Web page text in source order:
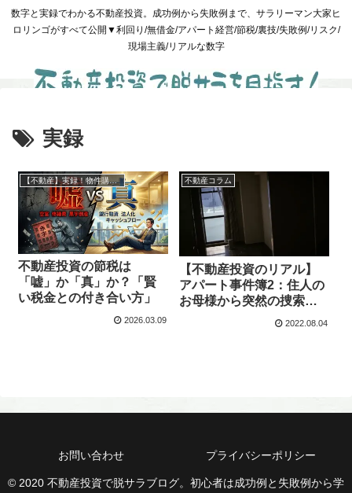
数字と実録でわかる不動産投資。成功例から失敗例まで、サラリーマン大家ヒ
ロリンゴがすべて公開▼利回り/無借金/アパート経営/節税/裏技/失敗例/リスク/
現場主義/リアルな数字
実録
【不動産】実録！物件購入と管理
不動産投資の節税は
「嘘」か「真」か？「賢
い税金との付き合い方」
2026.03.09
不動産コラム
【不動産投資のリアル】
アパート事件簿2：住人の
お母様から突然の捜索願
2022.08.04
お問い合わせ プライバシーポリシー
© 2020 不動産投資で脱サラブログ。初心者は成功例と失敗例から学